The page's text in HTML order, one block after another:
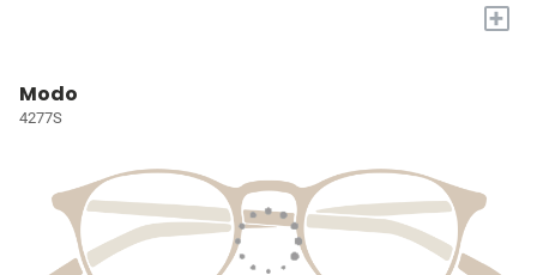
+
Modo
4277S